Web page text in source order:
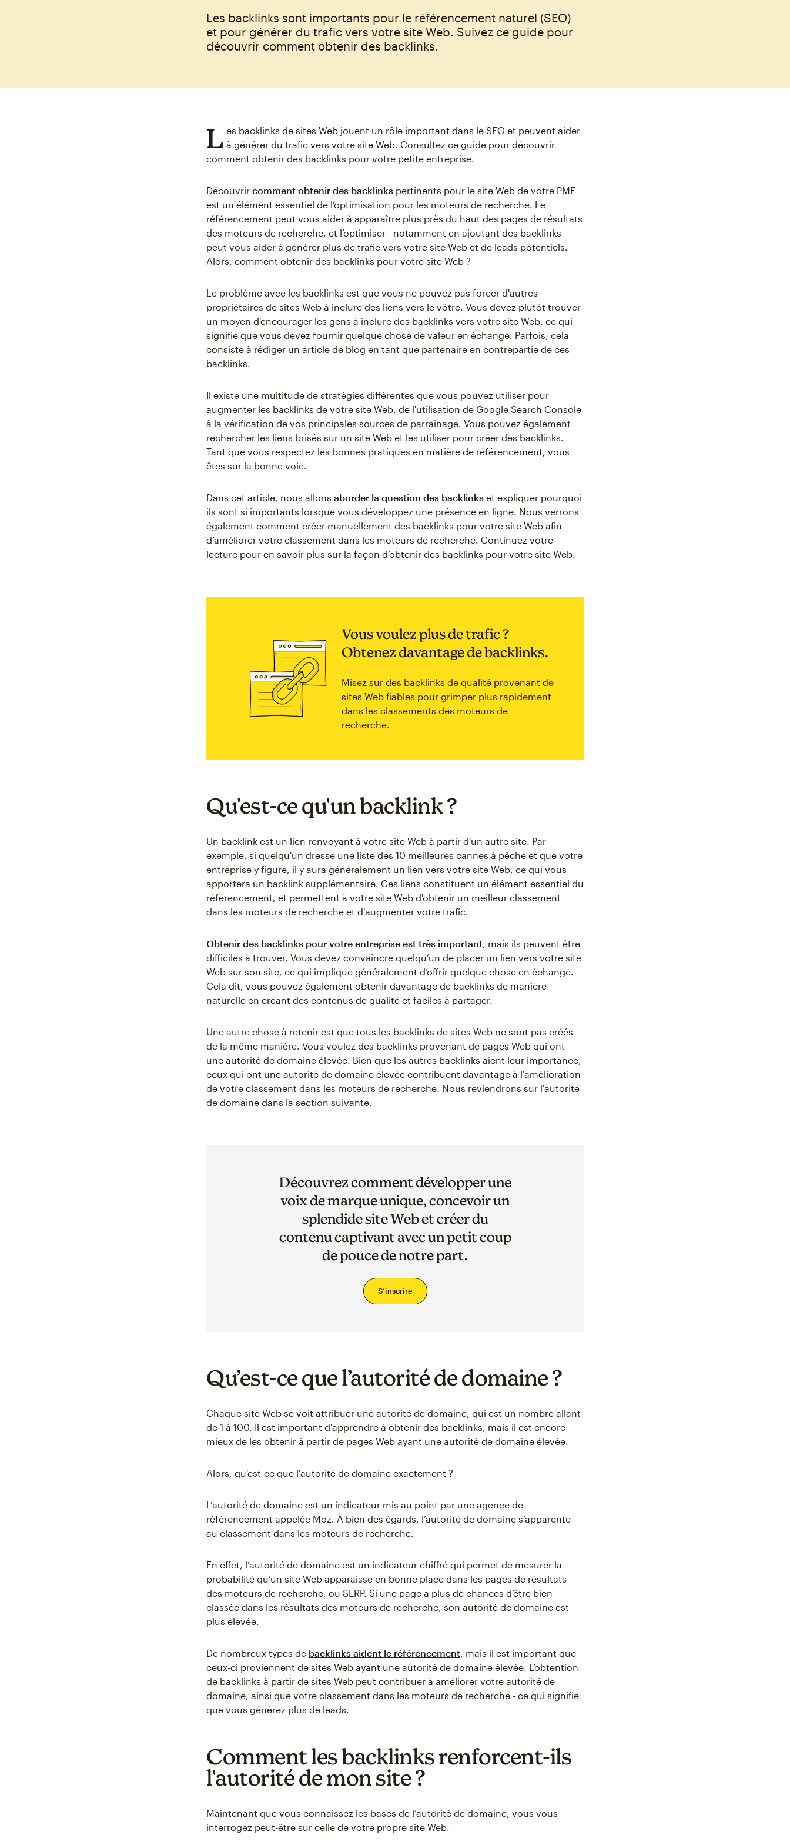
Les backlinks sont importants pour le référencement naturel (SEO)
et pour générer du trafic vers votre site Web. Suivez ce guide pour
découvrir comment obtenir des backlinks.
L es backlinks de sites Web jouent un rôle important dans le SEO et peuvent aider
à générer du trafic vers votre site Web. Consultez ce guide pour découvrir
comment obtenir des backlinks pour votre petite entreprise.
Découvrir comment obtenir des backlinks pertinents pour le site Web de votre PME
est un élément essentiel de l’optimisation pour les moteurs de recherche. Le
référencement peut vous aider à apparaître plus près du haut des pages de résultats
des moteurs de recherche, et l’optimiser - notamment en ajoutant des backlinks -
peut vous aider à générer plus de trafic vers votre site Web et de leads potentiels.
Alors, comment obtenir des backlinks pour votre site Web ?
Le problème avec les backlinks est que vous ne pouvez pas forcer d'autres
propriétaires de sites Web à inclure des liens vers le vôtre. Vous devez plutôt trouver
un moyen d'encourager les gens à inclure des backlinks vers votre site Web, ce qui
signifie que vous devez fournir quelque chose de valeur en échange. Parfois, cela
consiste à rédiger un article de blog en tant que partenaire en contrepartie de ces
backlinks.
Il existe une multitude de stratégies différentes que vous pouvez utiliser pour
augmenter les backlinks de votre site Web, de l'utilisation de Google Search Console
à la vérification de vos principales sources de parrainage. Vous pouvez également
rechercher les liens brisés sur un site Web et les utiliser pour créer des backlinks.
Tant que vous respectez les bonnes pratiques en matière de référencement, vous
êtes sur la bonne voie.
Dans cet article, nous allons aborder la question des backlinks et expliquer pourquoi
ils sont si importants lorsque vous développez une présence en ligne. Nous verrons
également comment créer manuellement des backlinks pour votre site Web afin
d’améliorer votre classement dans les moteurs de recherche. Continuez votre
lecture pour en savoir plus sur la façon d’obtenir des backlinks pour votre site Web.
Vous voulez plus de trafic ?
Obtenez davantage de backlinks.
Misez sur des backlinks de qualité provenant de
sites Web fiables pour grimper plus rapidement
dans les classements des moteurs de
recherche.
Qu'est-ce qu'un backlink ?
Un backlink est un lien renvoyant à votre site Web à partir d'un autre site. Par
exemple, si quelqu'un dresse une liste des 10 meilleures cannes à pêche et que votre
entreprise y figure, il y aura généralement un lien vers votre site Web, ce qui vous
apportera un backlink supplémentaire. Ces liens constituent un élément essentiel du
référencement, et permettent à votre site Web d'obtenir un meilleur classement
dans les moteurs de recherche et d'augmenter votre trafic.
Obtenir des backlinks pour votre entreprise est très important, mais ils peuvent être
difficiles à trouver. Vous devez convaincre quelqu’un de placer un lien vers votre site
Web sur son site, ce qui implique généralement d’offrir quelque chose en échange.
Cela dit, vous pouvez également obtenir davantage de backlinks de manière
naturelle en créant des contenus de qualité et faciles à partager.
Une autre chose à retenir est que tous les backlinks de sites Web ne sont pas créés
de la même manière. Vous voulez des backlinks provenant de pages Web qui ont
une autorité de domaine élevée. Bien que les autres backlinks aient leur importance,
ceux qui ont une autorité de domaine élevée contribuent davantage à l'amélioration
de votre classement dans les moteurs de recherche. Nous reviendrons sur l'autorité
de domaine dans la section suivante.
Découvrez comment développer une
voix de marque unique, concevoir un
splendide site Web et créer du
contenu captivant avec un petit coup
de pouce de notre part.
S’inscrire
Qu’est-ce que l’autorité de domaine ?
Chaque site Web se voit attribuer une autorité de domaine, qui est un nombre allant
de 1 à 100. Il est important d'apprendre à obtenir des backlinks, mais il est encore
mieux de les obtenir à partir de pages Web ayant une autorité de domaine élevée.
Alors, qu'est-ce que l'autorité de domaine exactement ?
L’autorité de domaine est un indicateur mis au point par une agence de
référencement appelée Moz. À bien des égards, l’autorité de domaine s’apparente
au classement dans les moteurs de recherche.
En effet, l’autorité de domaine est un indicateur chiffré qui permet de mesurer la
probabilité qu’un site Web apparaisse en bonne place dans les pages de résultats
des moteurs de recherche, ou SERP. Si une page a plus de chances d’être bien
classée dans les résultats des moteurs de recherche, son autorité de domaine est
plus élevée.
De nombreux types de backlinks aident le référencement, mais il est important que
ceux-ci proviennent de sites Web ayant une autorité de domaine élevée. L’obtention
de backlinks à partir de sites Web peut contribuer à améliorer votre autorité de
domaine, ainsi que votre classement dans les moteurs de recherche - ce qui signifie
que vous générez plus de leads.
Comment les backlinks renforcent-ils
l'autorité de mon site ?
Maintenant que vous connaissez les bases de l’autorité de domaine, vous vous
interrogez peut-être sur celle de votre propre site Web.